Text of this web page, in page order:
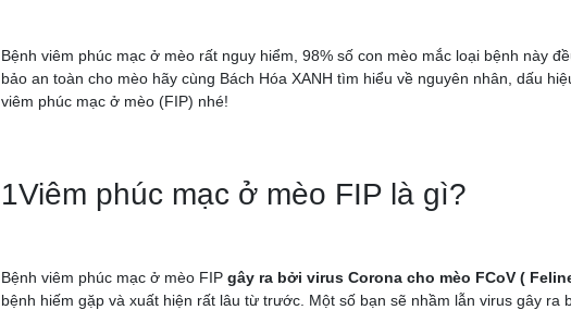
Bệnh viêm phúc mạc ở mèo rất nguy hiểm, 98% số con mèo mắc loại bệnh này
bảo an toàn cho mèo hãy cùng Bách Hóa XANH tìm hiểu về nguyên nhân, dấu
viêm phúc mạc ở mèo (FIP) nhé!
1Viêm phúc mạc ở mèo FIP là gì?
Bệnh viêm phúc mạc ở mèo FIPgây ra bởi virus Corona cho mèo FCoV (
bệnh hiếm gặp và xuất hiện rất lâu từ trước. Một số bạn sẽ nhầm lẫn virus gây ra